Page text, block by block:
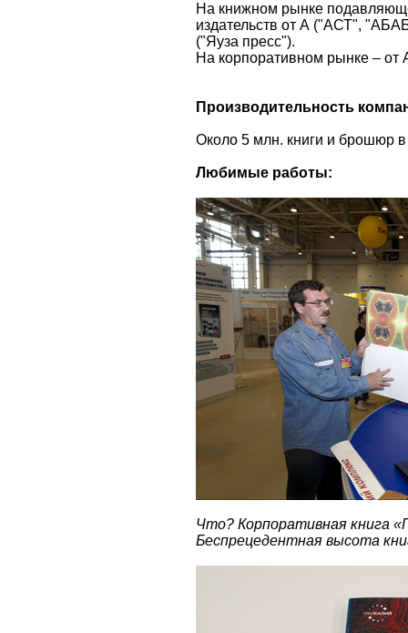
На книжном рынке
издательств от А ("АСТ",
("Яуза пресс").
На корпоративном рынке –
Производительность
Около 5 млн. книги и брошюр
Любимые работы:
Что? Корпоративная книга
Беспрецедентная высота